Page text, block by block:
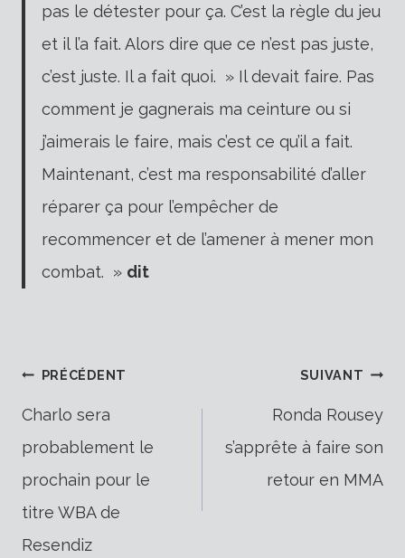
pas le détester pour ça. C’est la règle du jeu
et il l’a fait. Alors dire que ce n’est pas juste,
c’est juste. Il a fait quoi. » Il devait faire. Pas
comment je gagnerais ma ceinture ou si
j’aimerais le faire, mais c’est ce qu’il a fait.
Maintenant, c’est ma responsabilité d’aller
réparer ça pour l’empêcher de
recommencer et de l’amener à mener mon
combat. » dit
Navigation
de
PRÉCÉDENT
Charlo sera
probablement le
prochain pour le
titre WBA de
Resendiz
SUIVANT
Ronda Rousey
s’apprête à faire son
retour en MMA